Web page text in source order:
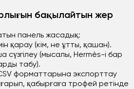
бақылайтын жер
панель жасадық:
қарау (кім, не ұтты, қашан).
(мысалы, Hermès-і бар
табу).
форматтарына экспорттау
қабырғаға трофей ретінде